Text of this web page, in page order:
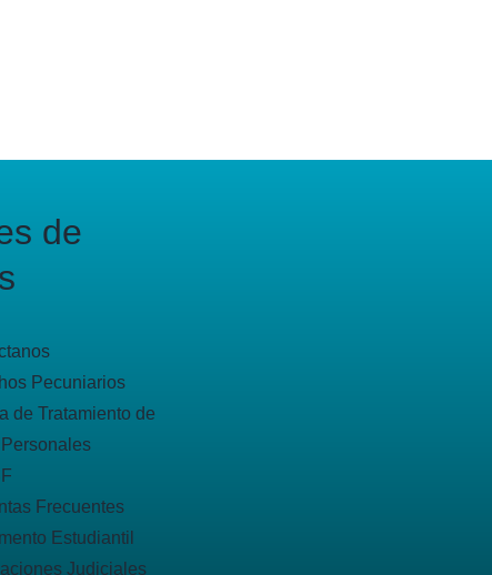
de
Pecuniarios
de Tratamiento de
Frecuentes
Estudiantil
Judiciales